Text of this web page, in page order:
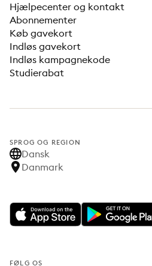
Hjælpecenter og kontakt
Abonnementer
Køb gavekort
Indløs gavekort
Indløs kampagnekode
Studierabat
SPROG OG REGION
Dansk
Danmark
FØLG OS